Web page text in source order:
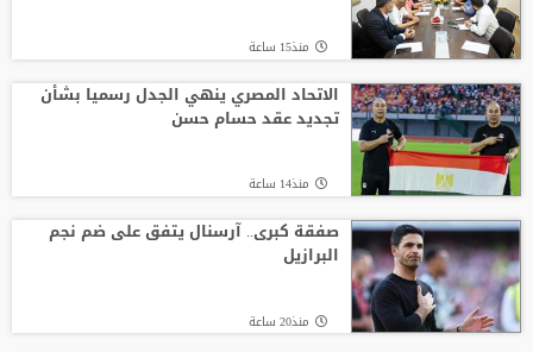
منذ15 ساعة
الاتحاد المصري ينهي الجدل رسميا بشأن
تجديد عقد حسام حسن
منذ14 ساعة
صفقة كبرى.. آرسنال يتفق على ضم نجم
البرازيل
منذ20 ساعة